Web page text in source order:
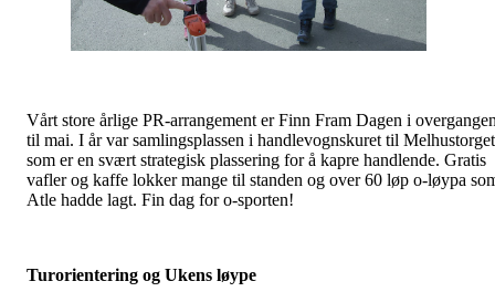
Vårt store årlige PR-arrangement er Finn Fram Dagen i
til mai. I år var samlingsplassen i handlevognskuret til Melhustorget
som er en svært strategisk plassering for å kapre handlende. Gratis
vafler og kaffe lokker mange til standen og over 60 løp o-løypa
Atle hadde lagt. Fin dag for o-sporten!
Turorientering og Ukens løype